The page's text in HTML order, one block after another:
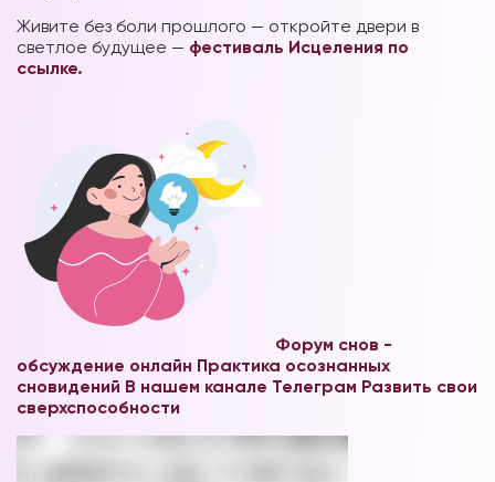
Живите без боли прошлого — откройте двери в
светлое будущее — фестиваль Исцеления по
ссылке.
Форум снов -
обсуждение онлайн Практика осознанных
сновидений В нашем канале Телеграм Развить свои
сверхспособности